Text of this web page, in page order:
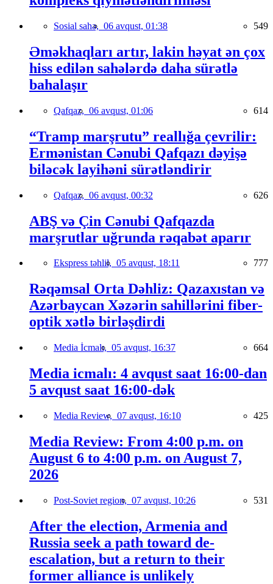
Sosial sahə, 06 avqust, 01:38 549
Əməkhaqları artır, lakin həyat ən çox
hiss edilən sahələrdə daha sürətlə
bahalaşır
Qafqaz, 06 avqust, 01:06 614
“Tramp marşrutu” reallığa çevrilir:
Ermənistan Cənubi Qafqazı dəyişə
biləcək layihəni sürətləndirir
Qafqaz, 06 avqust, 00:32 626
ABŞ və Çin Cənubi Qafqazda
marşrutlar uğrunda rəqabət aparır
Ekspress təhlil, 05 avqust, 18:11 777
Rəqəmsal Orta Dəhliz: Qazaxıstan və
Azərbaycan Xəzərin sahillərini fiber-
optik xətlə birləşdirdi
Media İcmalı, 05 avqust, 16:37 664
Media icmalı: 4 avqust saat 16:00-dan
5 avqust saat 16:00-dək
Media Review, 07 avqust, 16:10 425
Media Review: From 4:00 p.m. on
August 6 to 4:00 p.m. on August 7,
2026
Post-Soviet region, 07 avqust, 10:26 531
After the election, Armenia and
Russia seek a path toward de-
escalation, but a return to their
former alliance is unlikely